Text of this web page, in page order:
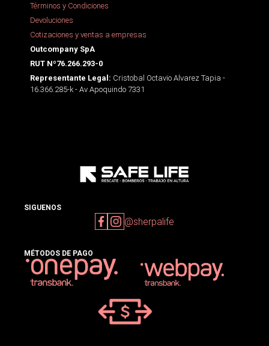
Términos y Condiciones
Devoluciones
Cotizaciones y ventas a empresas
Outcompany SpA
RUT Nº76.266.293-0
Representante Legal: Cristobal Octavio Alvarez Tapia -
16.366.285-k - Av Apoquindo 7331
SIGUENOS
@sherpalife
MÉTODOS DE PAGO